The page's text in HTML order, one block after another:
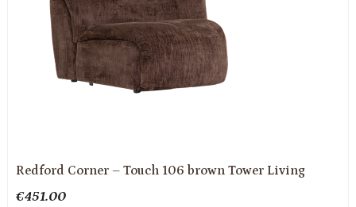
Redford Corner – Touch 106 brown Tower Living
€451.00